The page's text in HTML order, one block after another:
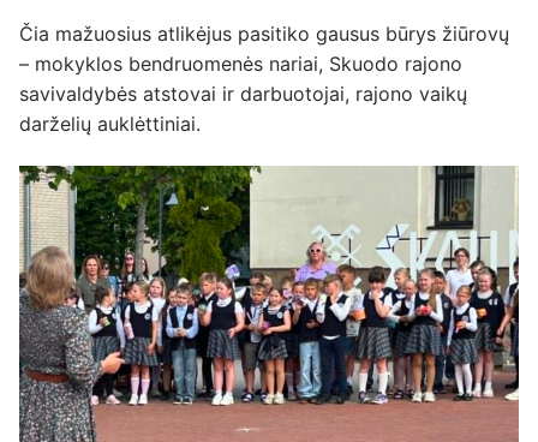
Čia mažuosius atlikėjus pasitiko gausus būrys žiūrovų
– mokyklos bendruomenės nariai, Skuodo rajono
savivaldybės atstovai ir darbuotojai, rajono vaikų
darželių auklėttiniai.